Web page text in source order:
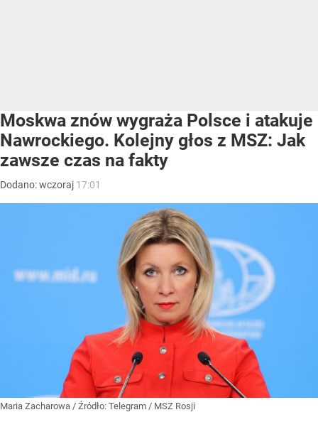
Moskwa znów wygraża Polsce i atakuje
Nawrockiego. Kolejny głos z MSZ: Jak
zawsze czas na fakty
Dodano:wczoraj 17:01
Maria Zacharowa / Źródło: Telegram / MSZ Rosji